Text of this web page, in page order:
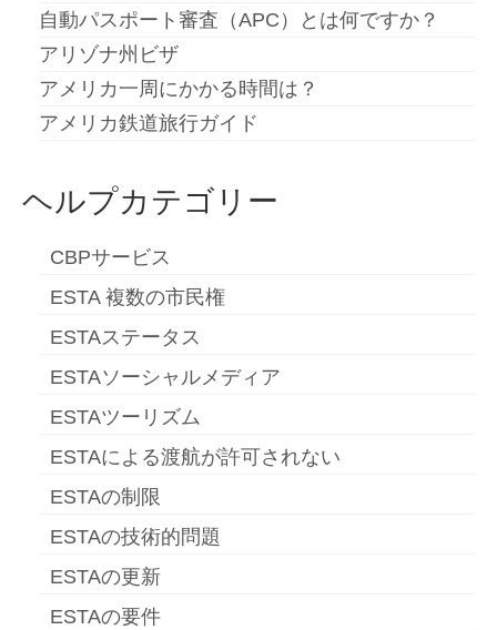
自動パスポート審査（APC）とは何ですか？
アリゾナ州ビザ
アメリカ一周にかかる時間は？
アメリカ鉄道旅行ガイド
ヘルプカテゴリー
CBPサービス
ESTA 複数の市民権
ESTAステータス
ESTAソーシャルメディア
ESTAツーリズム
ESTAによる渡航が許可されない
ESTAの制限
ESTAの技術的問題
ESTAの更新
ESTAの要件